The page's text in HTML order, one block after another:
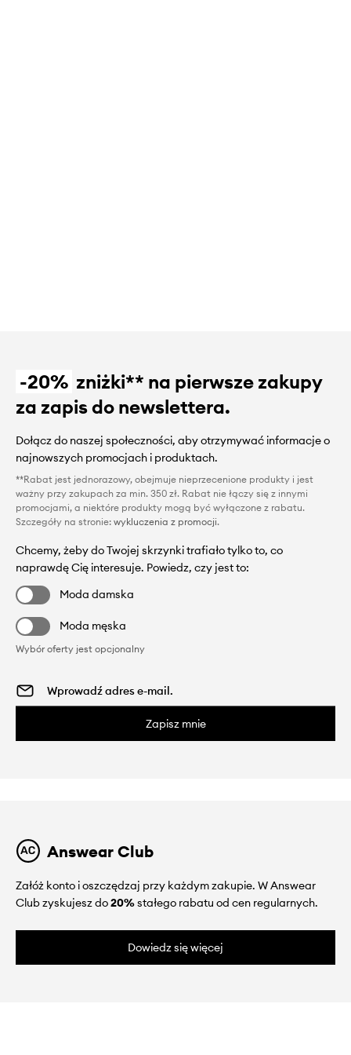
-20% zniżki** na pierwsze zakupy
za zapis do newslettera.
Dołącz do naszej społeczności, aby otrzymywać informacje o
najnowszych promocjach i produktach.
**Rabat jest jednorazowy, obejmuje nieprzecenione produkty i jest
ważny przy zakupach za min. 350 zł. Rabat nie łączy się z innymi
promocjami, a niektóre produkty mogą być wyłączone z rabatu.
Szczegóły na stronie: wykluczenia z promocji.
Chcemy, żeby do Twojej skrzynki trafiało tylko to, co
naprawdę Cię interesuje. Powiedz, czy jest to:
Moda damska
Moda męska
Wybór oferty jest opcjonalny
Zapisz mnie
Answear Club
Załóż konto i oszczędzaj przy każdym zakupie. W Answear
Club zyskujesz do20%stałego rabatu od cen regularnych.
Dowiedz się więcej